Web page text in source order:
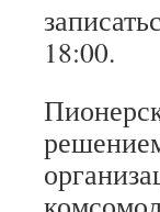
18:00.